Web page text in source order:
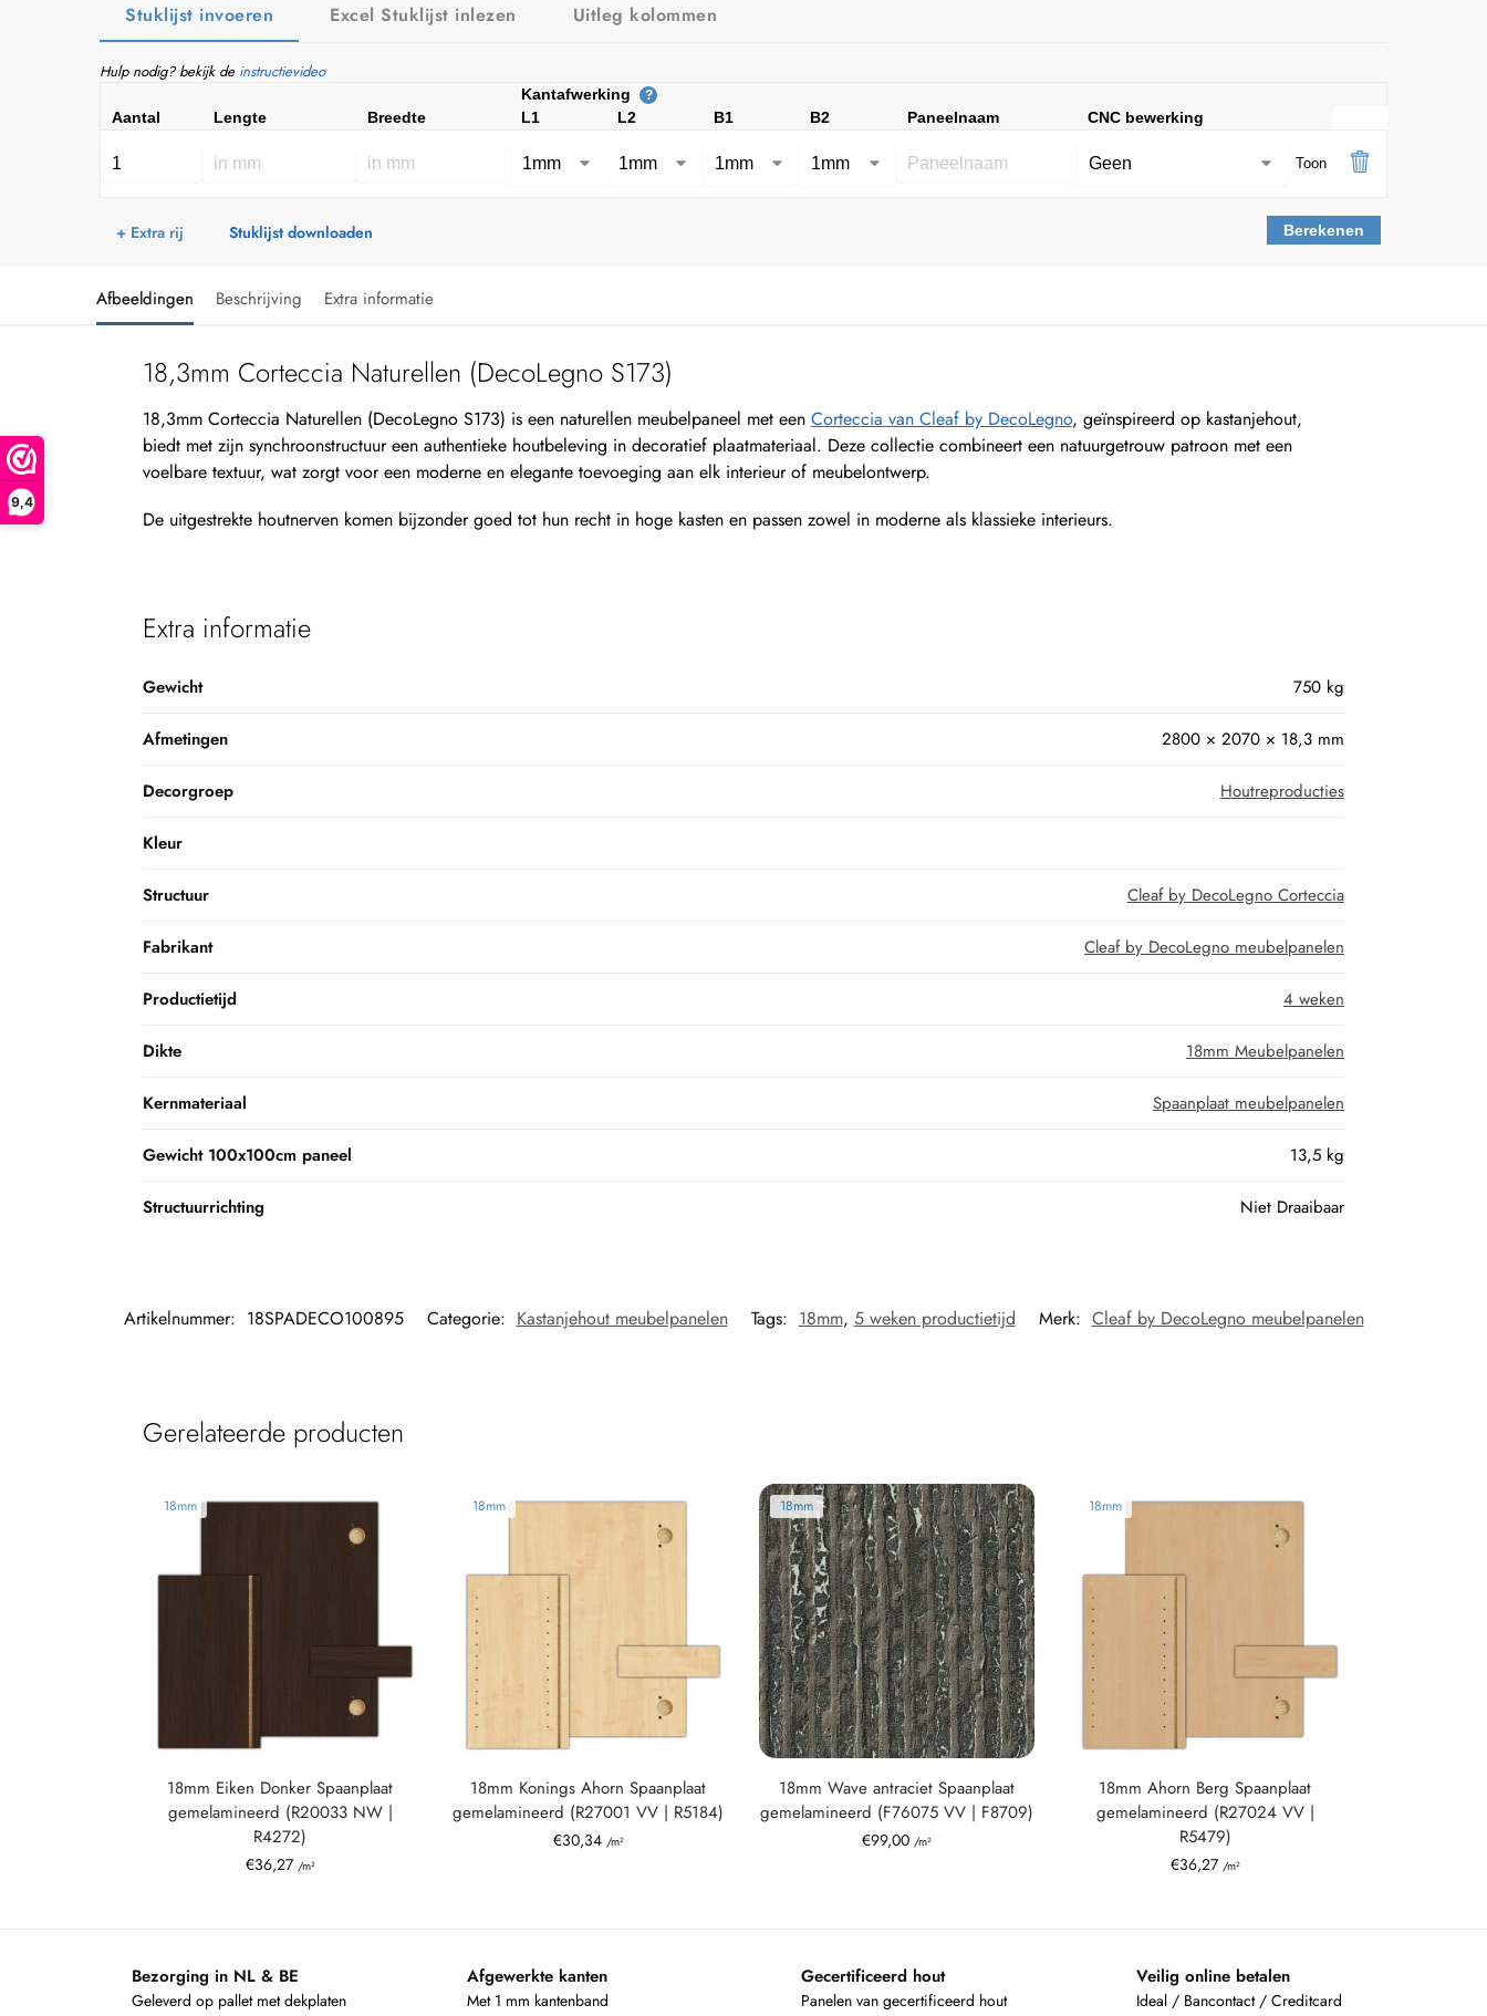
9,4
Stuklijst invoeren Excel Stuklijst inlezen Uitleg kolommen
Hulp nodig? bekijk de instructievideo
Kantafwerking ?
Aantal Lengte Breedte L1 L2 B1 B2 Paneelnaam CNC bewerking
Toon
+ Extra rij Stuklijst downloaden Berekenen
Afbeeldingen Beschrijving Extra informatie
18,3mm Corteccia Naturellen (DecoLegno S173)
18,3mm Corteccia Naturellen (DecoLegno S173) is een naturellen meubelpaneel met een Corteccia van Cleaf by DecoLegno, geïnspireerd op kastanjehout,
biedt met zijn synchroonstructuur een authentieke houtbeleving in decoratief plaatmateriaal. Deze collectie combineert een natuurgetrouw patroon met een
voelbare textuur, wat zorgt voor een moderne en elegante toevoeging aan elk interieur of meubelontwerp.
De uitgestrekte houtnerven komen bijzonder goed tot hun recht in hoge kasten en passen zowel in moderne als klassieke interieurs.
Extra informatie
Gewicht 750 kg
Afmetingen 2800 × 2070 × 18,3 mm
Decorgroep Houtreproducties
Kleur
Structuur Cleaf by DecoLegno Corteccia
Fabrikant Cleaf by DecoLegno meubelpanelen
Productietijd 4 weken
Dikte 18mm Meubelpanelen
Kernmateriaal Spaanplaat meubelpanelen
Gewicht 100x100cm paneel 13,5 kg
Structuurrichting Niet Draaibaar
Artikelnummer: 18SPADECO100895 Categorie: Kastanjehout meubelpanelen Tags: 18mm, 5 weken productietijd Merk: Cleaf by DecoLegno meubelpanelen
Gerelateerde producten
18mm
18mm Eiken Donker Spaanplaat
gemelamineerd (R20033 NW |
R4272)
€36,27 /m²
18mm
18mm Konings Ahorn Spaanplaat
gemelamineerd (R27001 VV | R5184)
€30,34 /m²
18mm
18mm Wave antraciet Spaanplaat
gemelamineerd (F76075 VV | F8709)
€99,00 /m²
18mm
18mm Ahorn Berg Spaanplaat
gemelamineerd (R27024 VV |
R5479)
€36,27 /m²
Bezorging in NL & BE
Geleverd op pallet met dekplaten
Afgewerkte kanten
Met 1 mm kantenband
Gecertificeerd hout
Panelen van gecertificeerd hout
Veilig online betalen
Ideal / Bancontact / Creditcard